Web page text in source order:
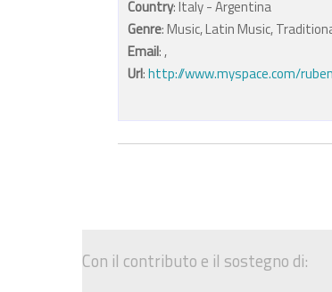
Country: Italy - Argentina
Genre: Music, Latin Music,
Email:,
Url:http://www.myspace.com/
Con il contributo e il sostegno di: